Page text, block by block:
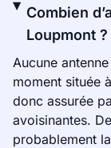
Combien
Loupmont ?
Aucune
moment située
donc assurée
avoisinantes.
probablement